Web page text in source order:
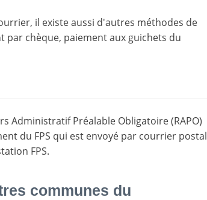
il existe aussi d'autres méthodes de
par chèque, paiement aux guichets du
Administratif Préalable Obligatoire (RAPO)
du FPS qui est envoyé par courrier postal
FPS.
communes du